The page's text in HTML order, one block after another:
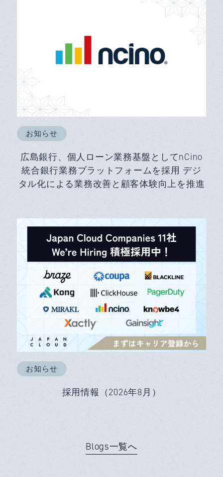
お知らせ
広島銀行、個人ローン業務基盤としてnCino
統合銀行業務プラットフォームを採用 デジ
タル化による業務改善と顧客体験向上を推進
お知らせ
採用情報（2026年8月）
Blogs一覧へ